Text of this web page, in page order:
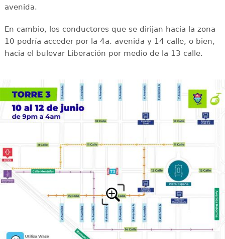
avenida.
En cambio, los conductores que se dirijan hacia la zona
10 podría acceder por la 4a. avenida y 14 calle, o bien,
hacia el bulevar Liberación por medio de la 13 calle.